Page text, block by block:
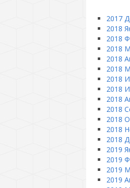
2017
2018
2018
2018
2018
2018
2018
2018
2018
2018
2018
2018
2018
2019
2019
2019
2019